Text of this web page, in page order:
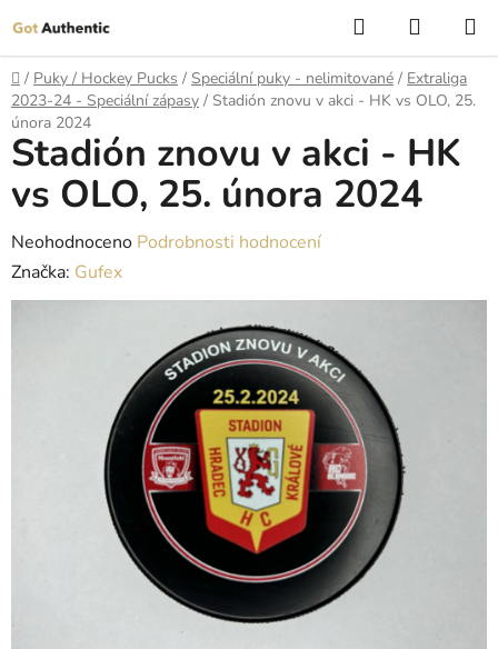
na
obsah
Hledat
KOŠÍK
Domů
/ Puky / Hockey Pucks / Speciální puky - nelimitované / Extraliga
2023-24 - Speciální zápasy / Stadión znovu v akci - HK vs OLO, 25.
února 2024
Stadión znovu v akci - HK
vs OLO, 25. února 2024
Průměrné
hodnocení
produktu
Neohodnoceno Podrobnosti hodnocení
Značka: Gufex